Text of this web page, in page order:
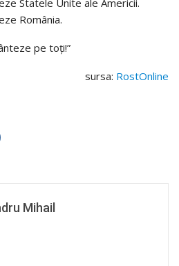
Statele Unite ale Americii.
România.
pe toți!”
sursa: RostOnline
Mihail